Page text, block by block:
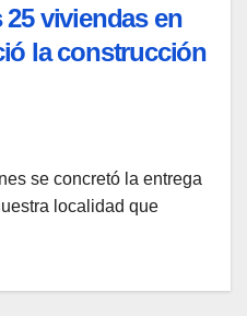
viviendas en
la construcción
se concretó la entrega
localidad que